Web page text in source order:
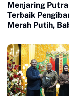
Menjaring
Terbaik
Merah Putih,
Dampingi
Paskibraka